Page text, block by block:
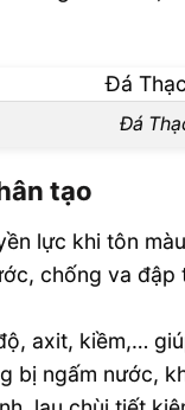
Đá
tạo
lực khi tôn
chống va
axit, kiềm,…
bị ngấm nước,